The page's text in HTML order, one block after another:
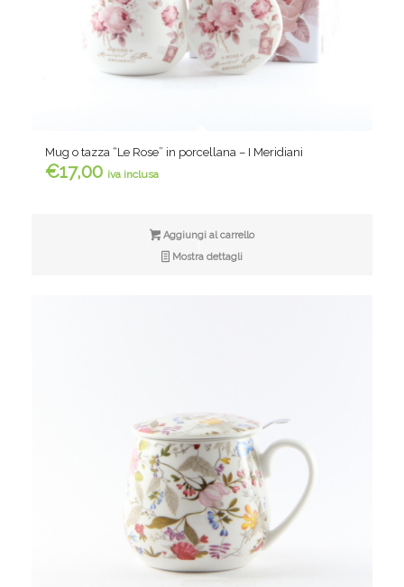
Mug o tazza “Le Rose” in porcellana – I Meridiani
€17,00 iva inclusa
Aggiungi al carrello
Mostra dettagli